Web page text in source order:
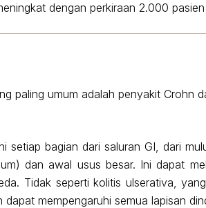
dengan perkiraan 2.000
paling umum adalah penyakit Crohn
setiap bagian dari saluran GI, dari
dan awal usus besar. Ini dapat
Tidak seperti kolitis ulserativa,
mempengaruhi semua lapisan